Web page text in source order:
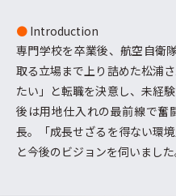
● Introduction
専門学校を卒業後、航空自衛
取る立場まで上り詰めた松浦
たい」と転職を決意し、未経
後は用地仕入れの最前線で奮
長。「成長せざるを得ない環
と今後のビジョンを伺いました